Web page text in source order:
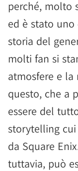
perché, molto
ed è stato
storia del
molti fan si
atmosfere e
questo, che a
essere del
storytelling
da Square
tuttavia, può